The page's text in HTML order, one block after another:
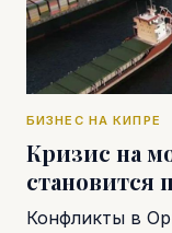
БИЗНЕС НА КИПРЕ
Кризис на
становится
Конфликты в